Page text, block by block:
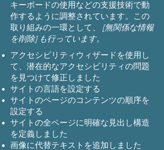
キーボードの使用などの支援技術で動
作するように調整されています。この
取り組みの一環として、 [無関係な情報
を削除] も行っています。
アクセシビリティウィザードを使用し
て、潜在的なアクセシビリティの問題
を見つけて修正しました
サイトの言語を設定する
サイトのページのコンテンツの順序を
設定する
サイトの全ページに明確な見出し構造
を定義しました
画像に代替テキストを追加しました